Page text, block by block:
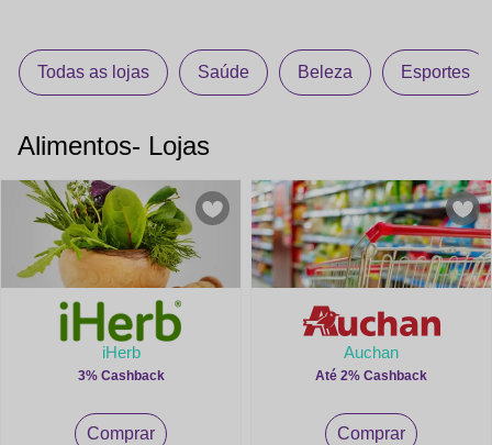
Todas as lojas Saúde Beleza Esportes
Alimentos- Lojas
iHerb
3% Cashback
Comprar
Auchan
Até 2% Cashback
Comprar